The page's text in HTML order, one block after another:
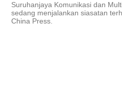
Suruhanjaya Komunikasi dan
sedang menjalankan siasatan
China Press.